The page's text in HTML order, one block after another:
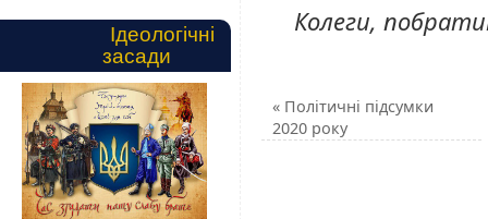
Колеги,
« Політичні підсумки
2020 року
Ідеологічні
засади